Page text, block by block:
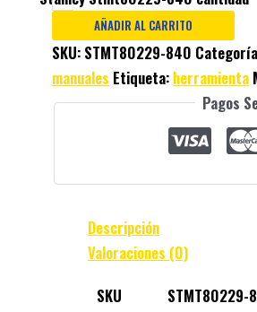
AÑADIR AL CARRITO
SKU: STMT80229-840
manuales Etiqueta: herramienta
Pagos
Descripción
Valoraciones (0)
SKU
STMT80229-